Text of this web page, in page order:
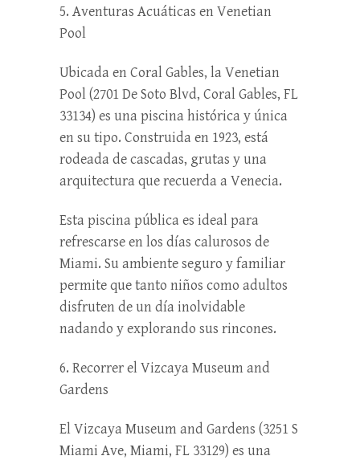
5. Aventuras Acuáticas en Venetian
Pool
Ubicada en Coral Gables, la Venetian
Pool (2701 De Soto Blvd, Coral Gables, FL
33134) es una piscina histórica y única
en su tipo. Construida en 1923, está
rodeada de cascadas, grutas y una
arquitectura que recuerda a Venecia.
Esta piscina pública es ideal para
refrescarse en los días calurosos de
Miami. Su ambiente seguro y familiar
permite que tanto niños como adultos
disfruten de un día inolvidable
nadando y explorando sus rincones.
6. Recorrer el Vizcaya Museum and
Gardens
El Vizcaya Museum and Gardens (3251 S
Miami Ave, Miami, FL 33129) es una